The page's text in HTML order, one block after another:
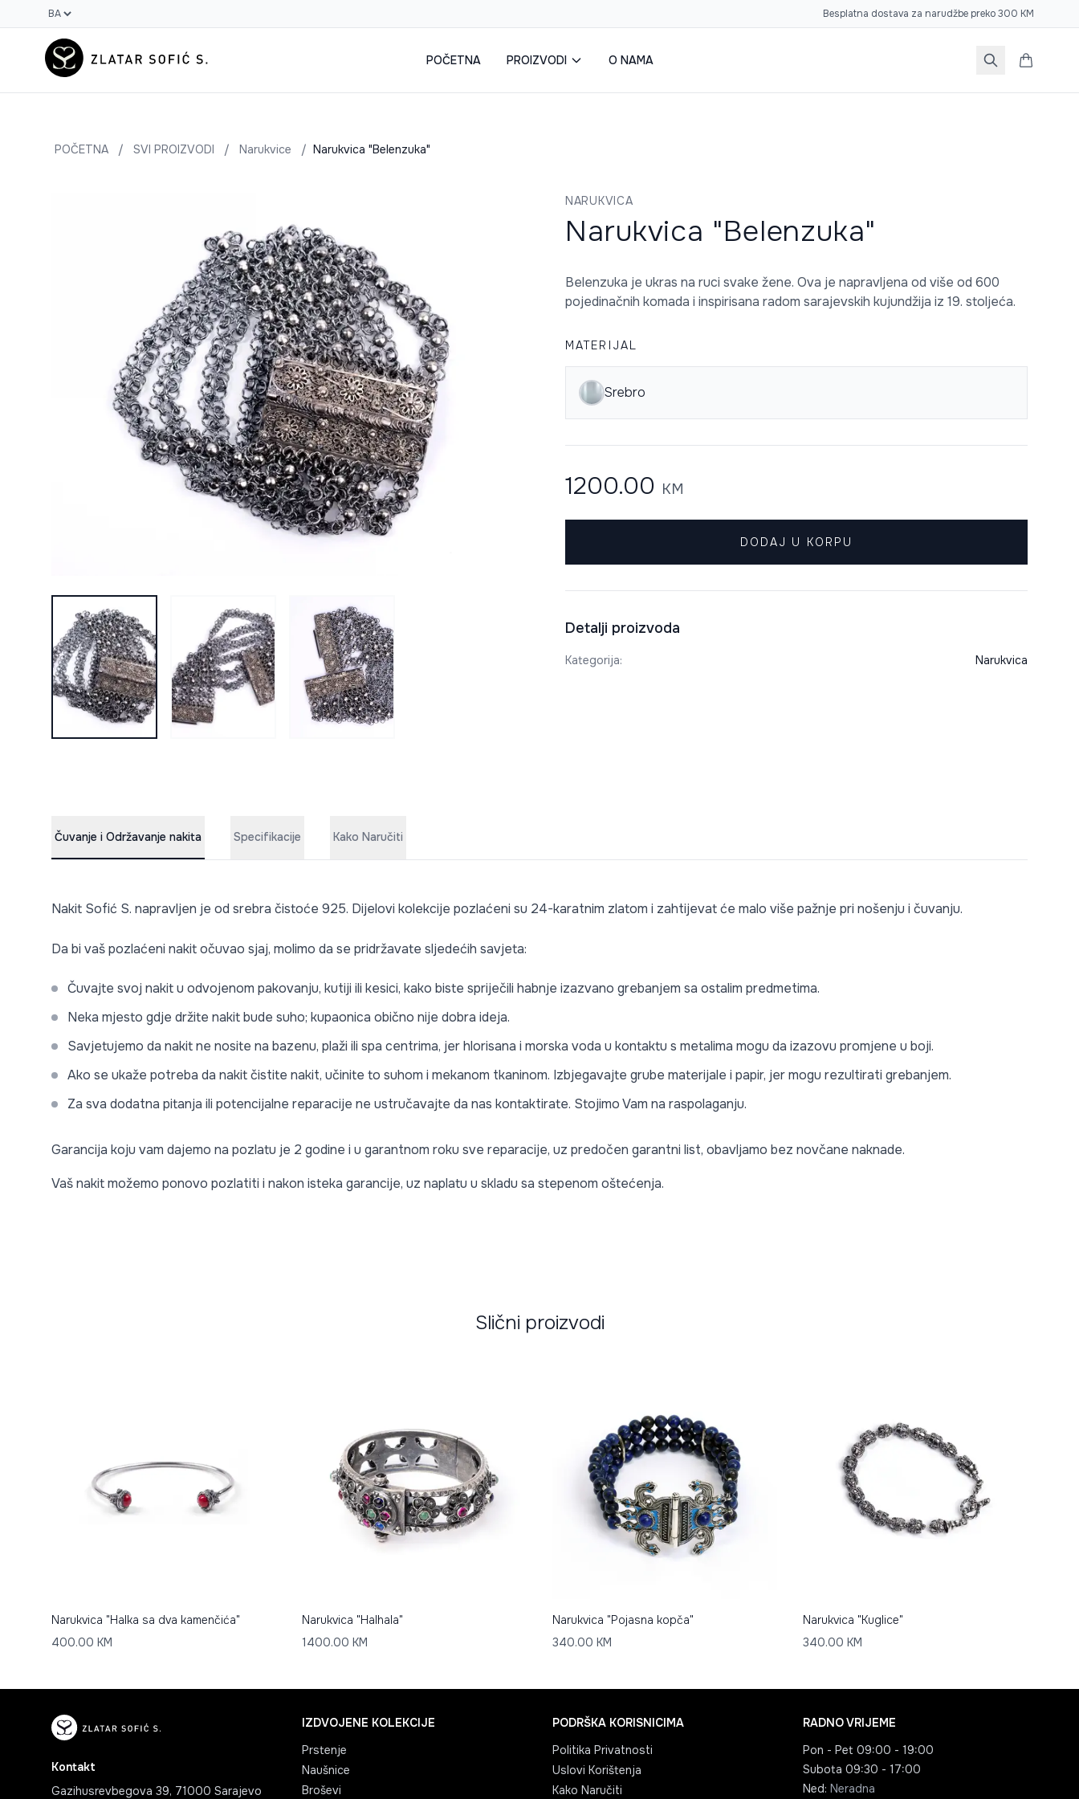
Besplatna dostava za narudžbe preko 300 KM
POČETNA PROIZVODI O NAMA
POČETNA / SVI PROIZVODI / Narukvice / Narukvica "Belenzuka"
NARUKVICA
Narukvica "Belenzuka"
Belenzuka je ukras na ruci svake žene. Ova je napravljena od više od 600
pojedinačnih komada i inspirisana radom sarajevskih kujundžija iz 19. stoljeća.
MATERIJAL
Srebro
1200.00 KM
DODAJ U KORPU
Detalji proizvoda
Kategorija: Narukvica
Čuvanje i Održavanje nakita Specifikacije Kako Naručiti
Nakit Sofić S. napravljen je od srebra čistoće 925. Dijelovi kolekcije pozlaćeni su 24-karatnim zlatom i zahtijevat će malo više pažnje pri nošenju i čuvanju.
Da bi vaš pozlaćeni nakit očuvao sjaj, molimo da se pridržavate sljedećih savjeta:
Čuvajte svoj nakit u odvojenom pakovanju, kutiji ili kesici, kako biste spriječili habnje izazvano grebanjem sa ostalim predmetima.
Neka mjesto gdje držite nakit bude suho; kupaonica obično nije dobra ideja.
Savjetujemo da nakit ne nosite na bazenu, plaži ili spa centrima, jer hlorisana i morska voda u kontaktu s metalima mogu da izazovu promjene u boji.
Ako se ukaže potreba da nakit čistite nakit, učinite to suhom i mekanom tkaninom. Izbjegavajte grube materijale i papir, jer mogu rezultirati grebanjem.
Za sva dodatna pitanja ili potencijalne reparacije ne ustručavajte da nas kontaktirate. Stojimo Vam na raspolaganju.
Garancija koju vam dajemo na pozlatu je 2 godine i u garantnom roku sve reparacije, uz predočen garantni list, obavljamo bez novčane naknade.
Vaš nakit možemo ponovo pozlatiti i nakon isteka garancije, uz naplatu u skladu sa stepenom oštećenja.
Slični proizvodi
Narukvica "Halka sa dva kamenčića"
400.00 KM
Narukvica "Halhala"
1400.00 KM
Narukvica "Pojasna kopča"
340.00 KM
Narukvica "Kuglice"
340.00 KM
Kontakt
Gazihusrevbegova 39, 71000 Sarajevo
IZDVOJENE KOLEKCIJE
Prstenje
Naušnice
Broševi
PODRŠKA KORISNICIMA
Politika Privatnosti
Uslovi Korištenja
Kako Naručiti
RADNO VRIJEME
Pon - Pet 09:00 - 19:00
Subota 09:30 - 17:00
Ned: Neradna